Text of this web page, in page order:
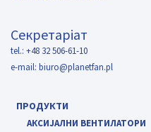
Секретаріат
tel.: +48 32 506-61-10
e-mail: biuro@planetfan.pl
ПРОДУКТИ
АКСИЈАЛНИ ВЕНТИЛАТОРИ